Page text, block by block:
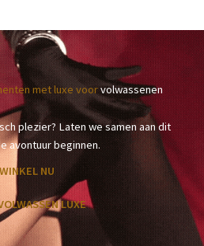
met luxe voorvolwassenen
plezier? Laten we samen aan dit
avontuur beginnen.
WINKEL NU
LUXE